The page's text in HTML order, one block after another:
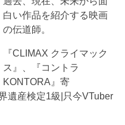
白い作品を紹介する映画
の伝道師。
『CLIMAX クライマック
ス』、『コントラ
KONTORA』寄
遺産検定1級|只今VTuber